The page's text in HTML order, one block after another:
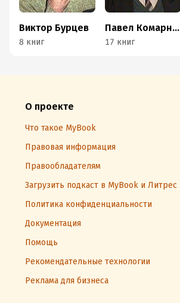
Виктор Бурцев
8 книг
Павел Комарницкий
17 книг
О проекте
Что такое MyBook
Правовая информация
Правообладателям
Загрузить подкаст в MyBook и Литрес
Политика конфиденциальности
Документация
Помощь
Рекомендательные технологии
Реклама для бизнеса